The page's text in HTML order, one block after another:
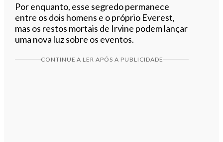
Por enquanto, esse segredo permanece
entre os dois homens e o próprio Everest,
mas os restos mortais de Irvine podem lançar
uma nova luz sobre os eventos.
CONTINUE A LER APÓS A PUBLICIDADE